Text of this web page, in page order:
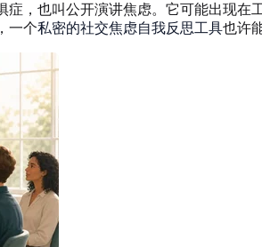
，也叫公开演讲焦虑。它可能出现
一个私密的社交焦虑自我反思工具也许